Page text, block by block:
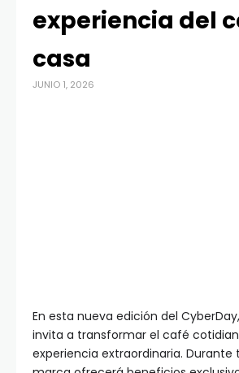
experiencia del
casa
JUNIO 1, 2026
En esta nueva edición del CyberDay,
invita a transformar el café
experiencia extraordinaria. Durante